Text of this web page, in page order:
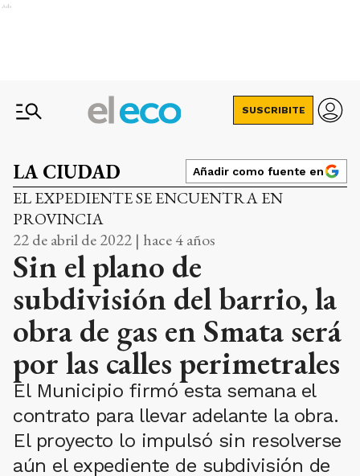
Ads
SUSCRIBITE
LA CIUDAD Añadir como fuente en
EL EXPEDIENTE SE ENCUENTRA EN
PROVINCIA
22 de abril de 2022 | hace 4 años
Sin el plano de
subdivisión del barrio, la
obra de gas en Smata será
por las calles perimetrales
El Municipio firmó esta semana el
contrato para llevar adelante la obra.
El proyecto lo impulsó sin resolverse
aún el expediente de subdivisión de